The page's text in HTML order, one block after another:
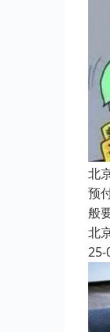
北
预
般
北
25-